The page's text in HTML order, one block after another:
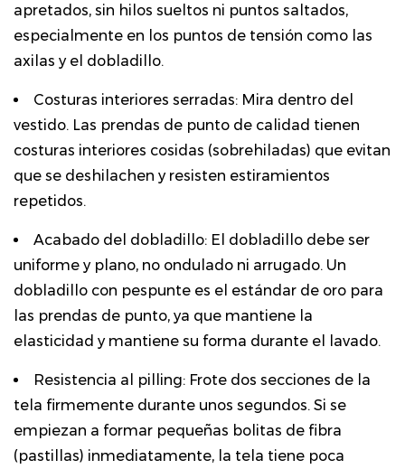
apretados, sin hilos sueltos ni puntos saltados,
especialmente en los puntos de tensión como las
axilas y el dobladillo.
Costuras interiores serradas: Mira dentro del
vestido. Las prendas de punto de calidad tienen
costuras interiores cosidas (sobrehiladas) que evitan
que se deshilachen y resisten estiramientos
repetidos.
Acabado del dobladillo: El dobladillo debe ser
uniforme y plano, no ondulado ni arrugado. Un
dobladillo con pespunte es el estándar de oro para
las prendas de punto, ya que mantiene la
elasticidad y mantiene su forma durante el lavado.
Resistencia al pilling: Frote dos secciones de la
tela firmemente durante unos segundos. Si se
empiezan a formar pequeñas bolitas de fibra
(pastillas) inmediatamente, la tela tiene poca